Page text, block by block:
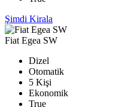
Şimdi Kirala
Fiat Egea SW
Dizel
Otomatik
5 Kişi
Ekonomik
True